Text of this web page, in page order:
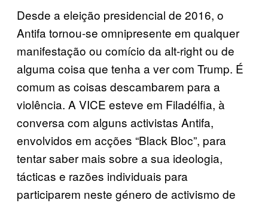
Desde a eleição presidencial de 2016, o
Antifa tornou-se omnipresente em qualquer
manifestação ou comício da alt-right ou de
alguma coisa que tenha a ver com Trump. É
comum as coisas descambarem para a
violência. A VICE esteve em Filadélfia, à
conversa com alguns activistas Antifa,
envolvidos em acções “Black Bloc”, para
tentar saber mais sobre a sua ideologia,
tácticas e razões individuais para
participarem neste género de activismo de